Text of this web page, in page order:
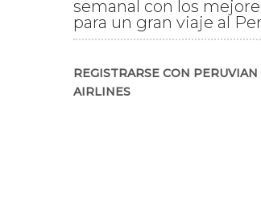
semanal con los
para un gran viaje al
REGISTRARSE CON PERUVIAN
AIRLINES